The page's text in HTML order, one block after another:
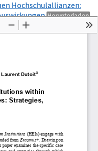
Hochschulallianzen:
Herunterladen